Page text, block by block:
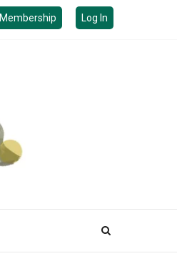
Membership Log In